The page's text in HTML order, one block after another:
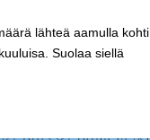
lähteä aamulla kohti
Suolaa siellä